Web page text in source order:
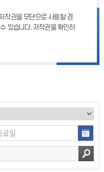
작권을 무단으로 사용할 경
있습니다. 저작권을 확인하